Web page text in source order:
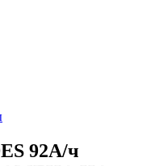
92А/ч